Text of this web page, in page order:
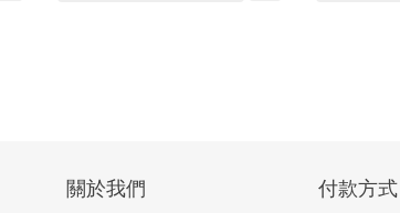
關於我們 付款方式